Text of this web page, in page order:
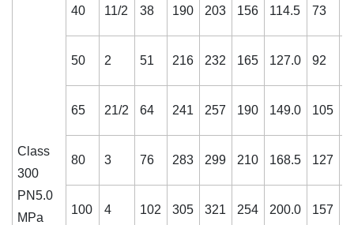
Class
300
PN5.0
MPa
40 11/2 38 190 203 156 114.5 73
50 2 51 216 232 165 127.0 92
65 21/2 64 241 257 190 149.0 105
80 3 76 283 299 210 168.5 127
100 4 102 305 321 254 200.0 157